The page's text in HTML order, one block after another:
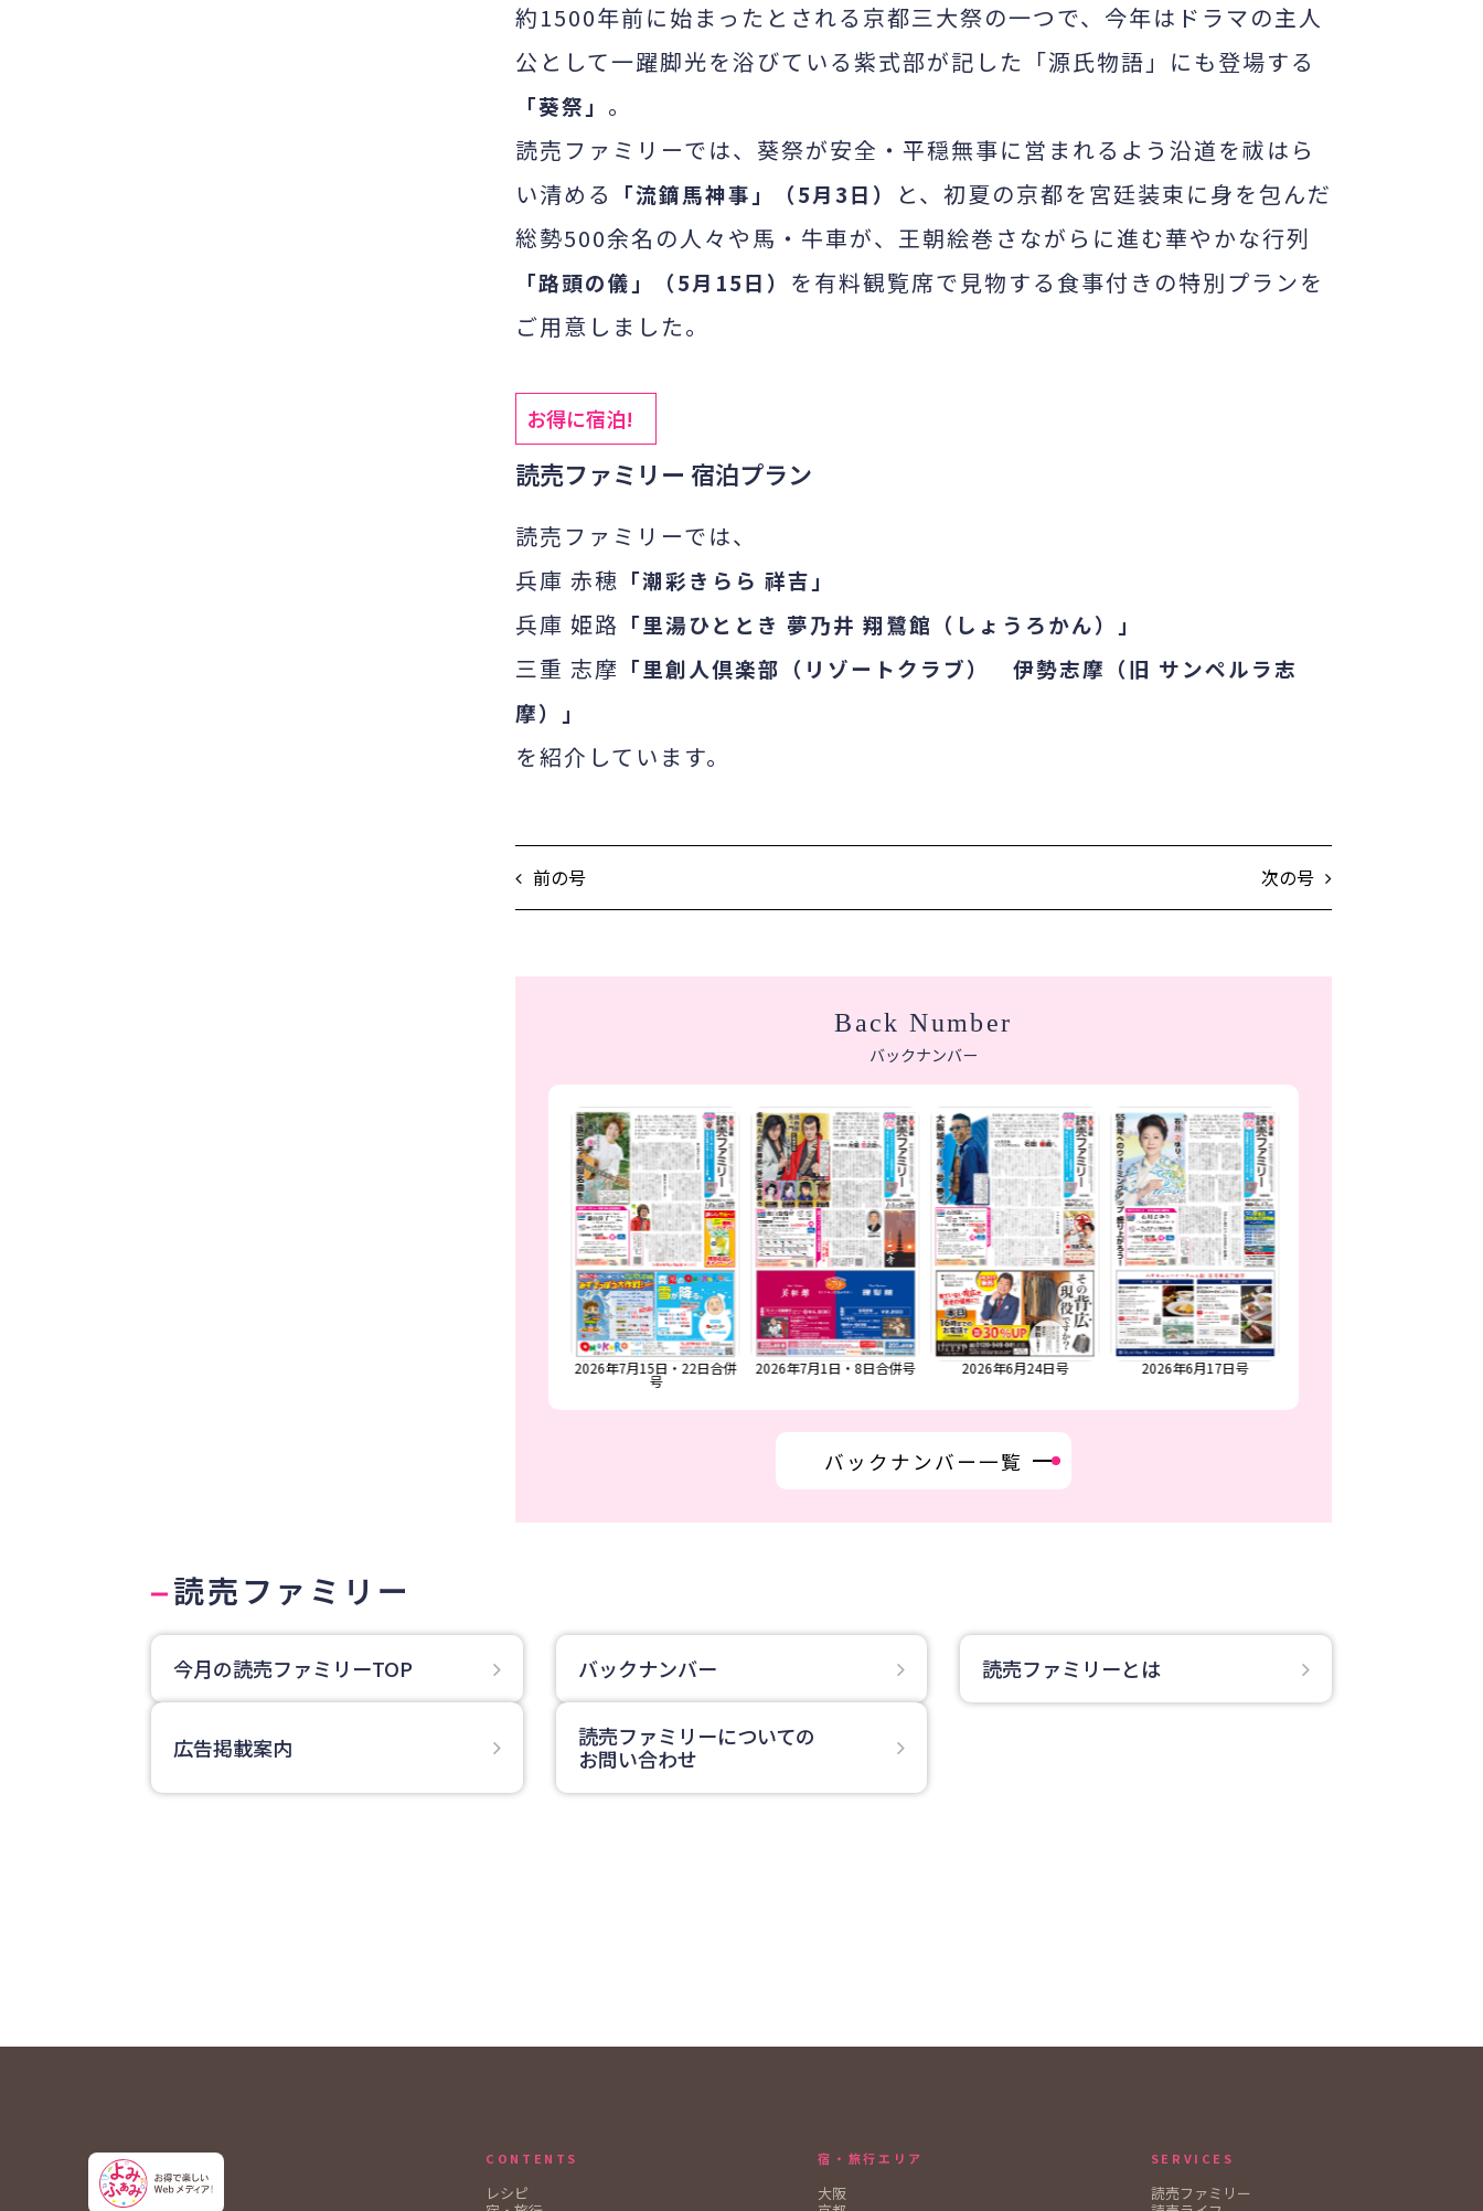
約1500年前に始まったとされる京都三大祭の一つで、今年はドラマの主人
公として一躍脚光を浴びている紫式部が記した「源氏物語」にも登場する
「葵祭」 。
読売ファミリーでは、葵祭が安全・平穏無事に営まれるよう沿道を祓はら
い清める
「流鏑馬神事」（5月3日）
と、初夏の京都を宮廷装束に身を包んだ
総勢500余名の人々や馬・牛車が、王朝絵巻さながらに進む華やかな行列
「路頭の儀」（5月 15日） を有料観覧席で見物する食事付きの特別プランを
ご用意しました。
お得に宿泊!
読売ファミリー 宿泊プラン
読売ファミリーでは、
兵庫 赤穂 「潮彩きらら 祥吉」
兵庫 姫路 「里湯ひととき 夢乃井 翔鷺館（しょうろかん）」
三重 志摩 「里創人倶楽部（リゾートクラブ） 伊勢志摩（旧 サンペルラ志
摩）」
を紹介しています。
前の号 次の号
Back Number
バックナンバー
2026年7月15日・22日合併
号
2026年7月1日・8日合併号 2026年6月24日号 2026年6月17日号
バックナンバー一覧
読売ファミリー
今月の読売ファミリーTOP バックナンバー 読売ファミリーとは
広告掲載案内
読売ファミリーについての
お問い合わせ
CONTENTS
レシピ
宿・旅行エリア
大阪
SERVICES
読売ファミリー